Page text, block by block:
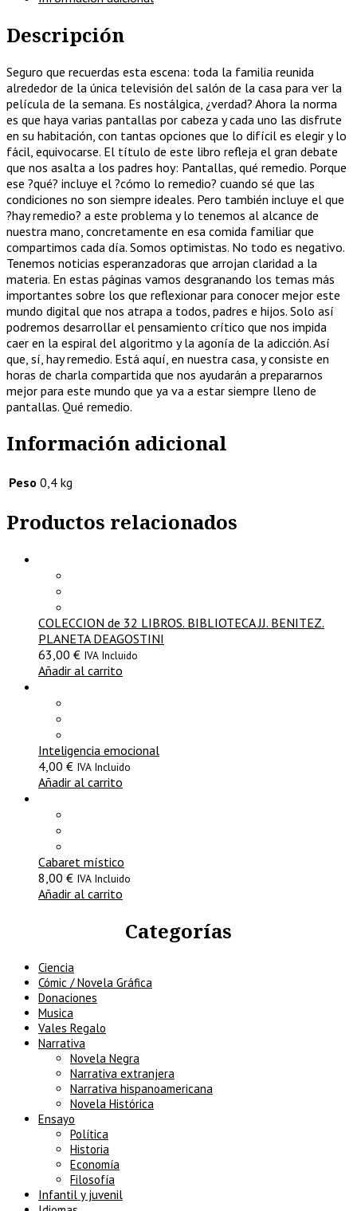
Descripción
Seguro que recuerdas esta escena: toda la familia reunida
alrededor de la única televisión del salón de la casa para ver la
película de la semana. Es nostálgica, ¿verdad? Ahora la norma
es que haya varias pantallas por cabeza y cada uno las disfrute
en su habitación, con tantas opciones que lo difícil es elegir y lo
fácil, equivocarse. El título de este libro refleja el gran debate
que nos asalta a los padres hoy: Pantallas, qué remedio. Porque
ese ?qué? incluye el ?cómo lo remedio? cuando sé que las
condiciones no son siempre ideales. Pero también incluye el que
?hay remedio? a este problema y lo tenemos al alcance de
nuestra mano, concretamente en esa comida familiar que
compartimos cada día. Somos optimistas. No todo es negativo.
Tenemos noticias esperanzadoras que arrojan claridad a la
materia. En estas páginas vamos desgranando los temas más
importantes sobre los que reflexionar para conocer mejor este
mundo digital que nos atrapa a todos, padres e hijos. Solo así
podremos desarrollar el pensamiento crítico que nos impida
caer en la espiral del algoritmo y la agonía de la adicción. Así
que, sí, hay remedio. Está aquí, en nuestra casa, y consiste en
horas de charla compartida que nos ayudarán a prepararnos
mejor para este mundo que ya va a estar siempre lleno de
pantallas. Qué remedio.
Información adicional
Peso 0,4 kg
Productos relacionados
COLECCION de 32 LIBROS. BIBLIOTECA JJ. BENITEZ.
PLANETA DEAGOSTINI
63,00 € IVA Incluido
Añadir al carrito
Inteligencia emocional
4,00 € IVA Incluido
Añadir al carrito
Cabaret místico
8,00 € IVA Incluido
Añadir al carrito
Categorías
Ciencia
Cómic / Novela Gráfica
Donaciones
Musica
Vales Regalo
Narrativa
Novela Negra
Narrativa extranjera
Narrativa hispanoamericana
Novela Histórica
Ensayo
Política
Historia
Economía
Filosofía
Infantil y juvenil